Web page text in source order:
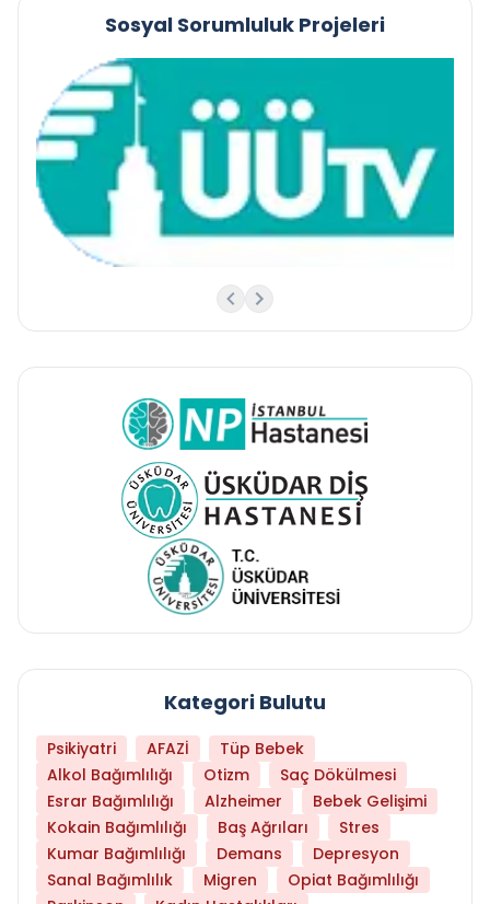
Sosyal Sorumluluk Projeleri
Kategori Bulutu
Psikiyatri AFAZİ
Tüp Bebek
Alkol Bağımlılığı
Otizm
Saç Dökülmesi
Esrar Bağımlılığı
Alzheimer
Bebek Gelişimi
Kokain Bağımlılığı
Baş Ağrıları
Stres
Kumar Bağımlılığı
Demans
Depresyon
Sanal Bağımlılık
Migren
Opiat Bağımlılığı